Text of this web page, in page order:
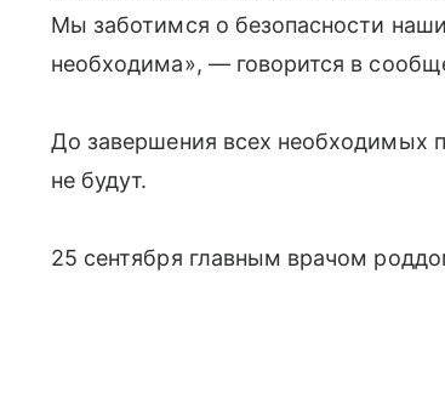
Мы заботимся о безопасности
необходима», — говорится в
До завершения всех необходимых
не будут.
25 сентября главным врачом